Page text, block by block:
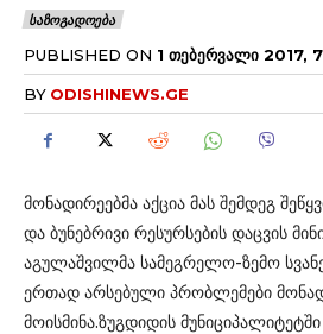
ᲡᲐᲖᲝᲒᲐᲓᲝᲔᲑᲐ
PUBLISHED ON 1 ᲗᲔᲑᲔᲠᲕᲐᲚᲘ 2017,
BY ODISHINEWS.GE
მონადირეებმა აქცია მას შემდეგ
და ბუნებრივი რესურსების დაცვის
აგულაშვილმა სამეგრელო-ზემო
ერთად არსებული პრობლემები
მოისმინა.ზუგდიდის